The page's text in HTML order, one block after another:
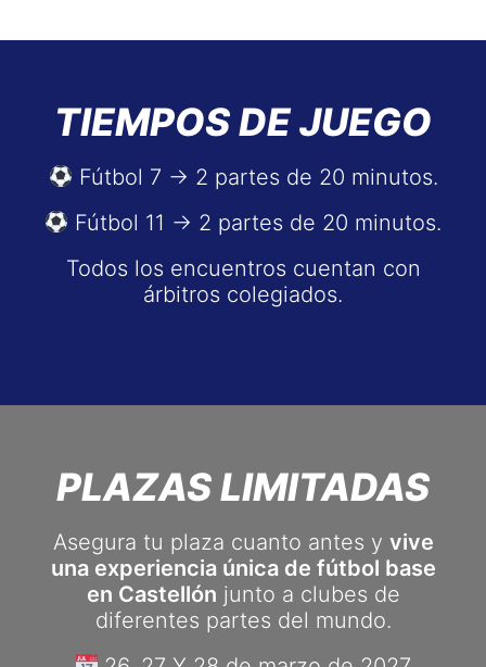
TIEMPOS DE JUEGO
Fútbol 7 → 2 partes de 20 minutos.
Fútbol 11 → 2 partes de 20 minutos.
Todos los encuentros cuentan con
árbitros colegiados.
PLAZAS LIMITADAS
Asegura tu plaza cuanto antes y vive
una experiencia única de fútbol base
en Castellón junto a clubes de
diferentes partes del mundo.